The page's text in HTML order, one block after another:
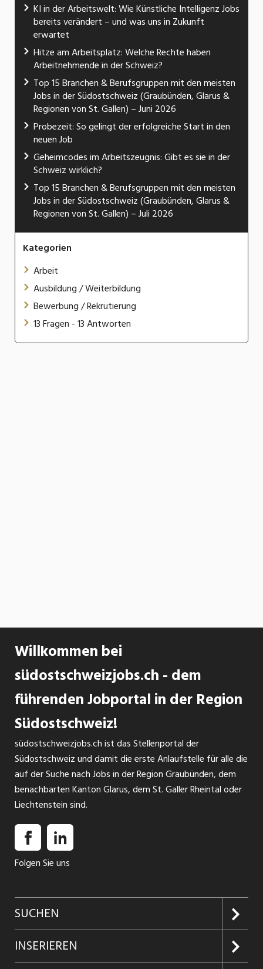
KI in der Arbeitswelt: Wie Künstliche Intelligenz Jobs
bereits verändert – und was uns in Zukunft
erwartet
Hitze am Arbeitsplatz: Welche Rechte haben
Arbeitnehmende in der Schweiz?
Top 15 Branchen & Berufsgruppen mit den meisten
Jobs in der Südostschweiz (Graubünden, Glarus &
Regionen von St. Gallen) – Juni 2026
Probezeit: So gelingt der erfolgreiche Start in den
neuen Job
Geheimcodes im Arbeitszeugnis: Gibt es sie in der
Schweiz wirklich?
Top 15 Branchen & Berufsgruppen mit den meisten
Jobs in der Südostschweiz (Graubünden, Glarus &
Regionen von St. Gallen) – Juli 2026
Kategorien
Arbeit
Ausbildung / Weiterbildung
Bewerbung / Rekrutierung
13 Fragen - 13 Antworten
Willkommen bei
südostschweizjobs.ch - dem
führenden Jobportal in der Region
Südostschweiz!
südostschweizjobs.ch ist das Stellenportal der
Südostschweiz und damit die erste Anlaufstelle für alle die
auf der Suche nach Jobs in der Region Graubünden, dem
benachbarten Kanton Glarus, dem St. Galler Rheintal oder
Liechtenstein sind.
Folgen Sie uns
SUCHEN
Jobs suchen
INSERIEREN